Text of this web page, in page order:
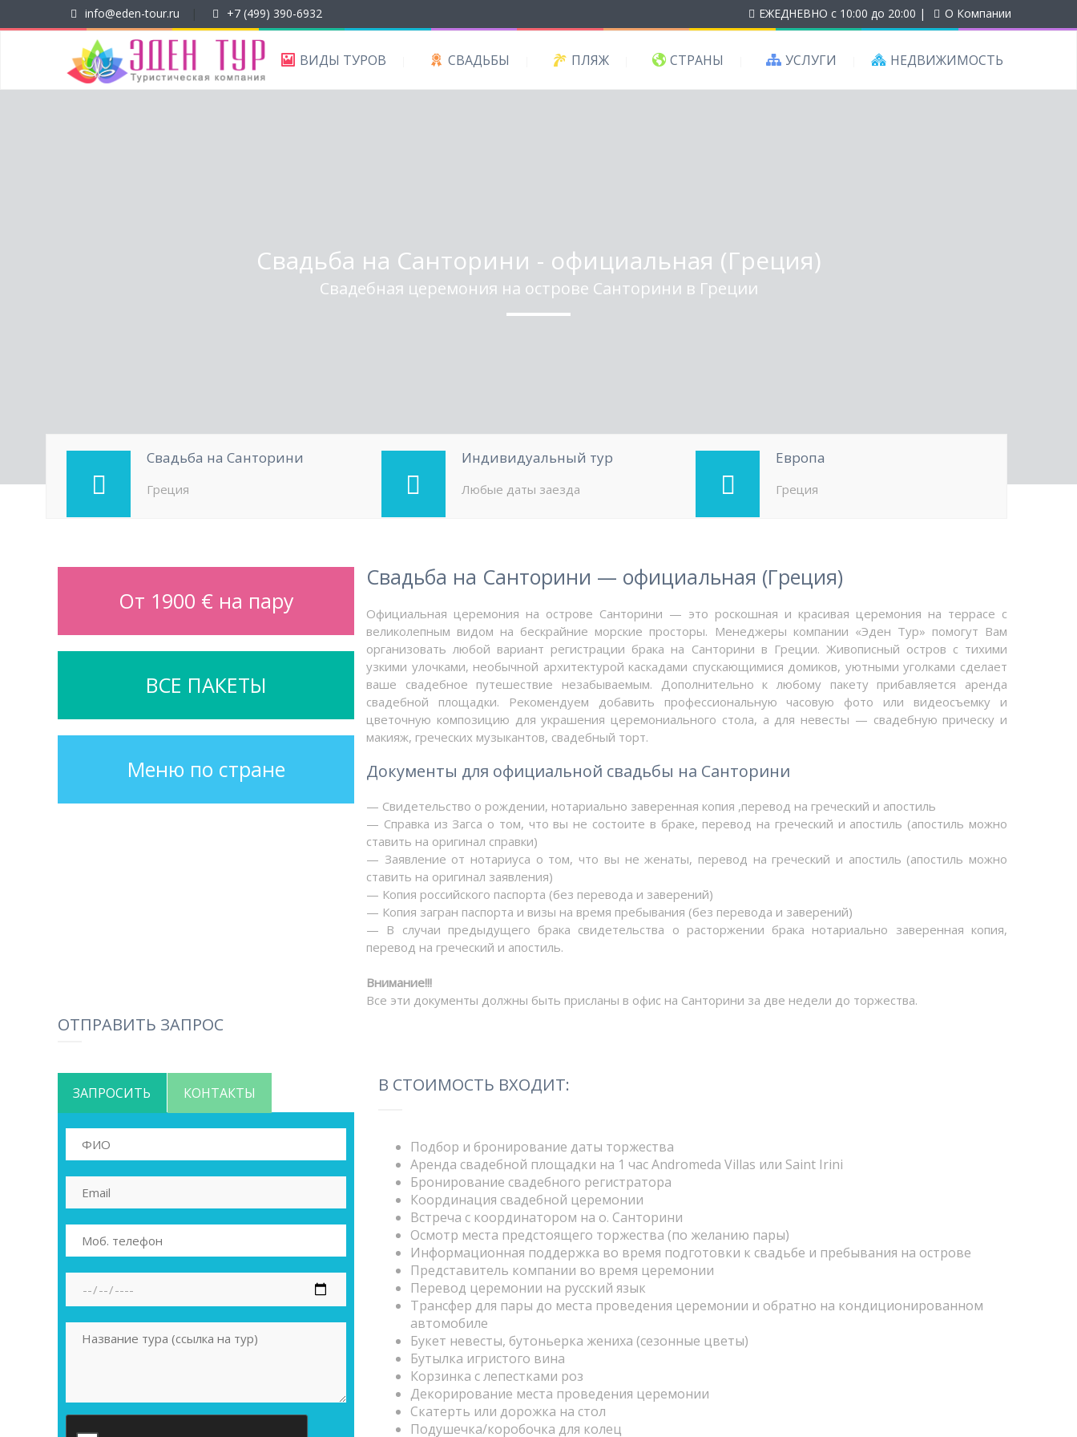
info@eden-tour.ru +7 (499) 390-6932 ЕЖЕДНЕВНО с 10:00 до 20:00 | О Компании
ВИДЫ ТУРОВ СВАДЬБЫ ПЛЯЖ СТРАНЫ УСЛУГИ НЕДВИЖИМОСТЬ
Свадьба на Санторини - официальная (Греция)
Свадебная церемония на острове Санторини в Греции
Свадьба на Санторини
Греция
Индивидуальный тур
Любые даты заезда
Европа
Греция
От 1900 € на пару
ВСЕ ПАКЕТЫ
Меню по стране
Свадьба на Санторини — официальная (Греция)
Официальная церемония на острове Санторини — это роскошная и красивая церемония на террасе с
великолепным видом на бескрайние морские просторы. Менеджеры компании «Эден Тур» помогут Вам
организовать любой вариант регистрации брака на Санторини в Греции. Живописный остров с тихими
узкими улочками, необычной архитектурой каскадами спускающимися домиков, уютными уголками сделает
ваше свадебное путешествие незабываемым. Дополнительно к любому пакету прибавляется аренда
свадебной площадки. Рекомендуем добавить профессиональную часовую фото или видеосъемку и
цветочную композицию для украшения церемониального стола, а для невесты — свадебную прическу и
макияж, греческих музыкантов, свадебный торт.
Документы для официальной свадьбы на Санторини
— Свидетельство о рождении, нотариально заверенная копия ,перевод на греческий и апостиль
— Справка из Загса о том, что вы не состоите в браке, перевод на греческий и апостиль (апостиль можно
ставить на оригинал справки)
— Заявление от нотариуса о том, что вы не женаты, перевод на греческий и апостиль (апостиль можно
ставить на оригинал заявления)
— Копия российского паспорта (без перевода и заверений)
— Копия загран паспорта и визы на время пребывания (без перевода и заверений)
— В случаи предыдущего брака свидетельства о расторжении брака нотариально заверенная копия,
перевод на греческий и апостиль.
Внимание!!!
Все эти документы должны быть присланы в офис на Санторини за две недели до торжества.
ОТПРАВИТЬ ЗАПРОС
ЗАПРОСИТЬ КОНТАКТЫ В СТОИМОСТЬ ВХОДИТ:
Подбор и бронирование даты торжества
Аренда свадебной площадки на 1 час Andromeda Villas или Saint Irini
Бронирование свадебного регистратора
Координация свадебной церемонии
Встреча с координатором на о. Санторини
Осмотр места предстоящего торжества (по желанию пары)
Информационная поддержка во время подготовки к свадьбе и пребывания на острове
Представитель компании во время церемонии
Перевод церемонии на русский язык
Трансфер для пары до места проведения церемонии и обратно на кондиционированном
автомобиле
Букет невесты, бутоньерка жениха (сезонные цветы)
Бутылка игристого вина
Корзинка с лепестками роз
Декорирование места проведения церемонии
Скатерть или дорожка на стол
Подушечка/коробочка для колец